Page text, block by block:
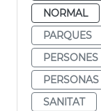
NORMAL
PARQUES
SANITAT